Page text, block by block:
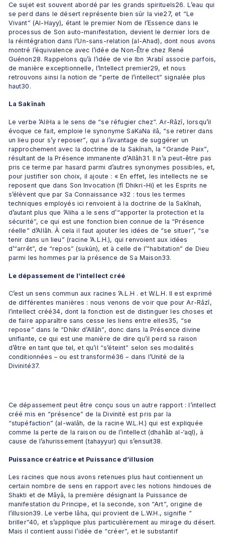
Ce sujet est souvent abordé par les grands spirituels26. L’eau qui
se perd dans le désert représente bien sûr la vie27, et “Le
Vivant” (Al-Hayy), étant le premier Nom de l’Essence dans le
processus de Son auto-manifestation, devient le dernier lors de
la réintégration dans l’Un-sans-relation (al-Ahad), dont nous avons
montré l’équivalence avec l’idée de Non-Être chez René
Guénon28. Rappelons qu’à l’idée de vie Ibn ‘Arabî associe parfois,
de manière exceptionnelle, l’Intellect premier29, et nous
retrouvons ainsi la notion de “perte de l’intellect” signalée plus
haut30.
La Sakînah
Le verbe ’AliHa a le sens de “se réfugier chez”. Ar-Râzî, lorsqu’il
évoque ce fait, emploie le synonyme SaKaNa ilâ, “se retirer dans
un lieu pour s’y reposer”, qui a l’avantage de suggérer un
rapprochement avec la doctrine de la Sakînah, la “Grande Paix”,
résultant de la Présence immanente d’Allâh31. Il n’a peut-être pas
pris ce terme par hasard parmi d’autres synonymes possibles, et,
pour justifier son choix, il ajoute : « En effet, les intellects ne se
reposent que dans Son Invocation (fî Dhikri-Hi) et les Esprits ne
s’élèvent que par Sa Connaissance »32 : tous les termes
techniques employés ici renvoient à la doctrine de la Sakînah,
d’autant plus que ’Aliha a le sens d’“apporter la protection et la
sécurité”, ce qui est une fonction bien connue de la “Présence
réelle” d’Allâh. À cela il faut ajouter les idées de “se situer”, “se
tenir dans un lieu” (racine ’A.L.H.), qui renvoient aux idées
d’“arrêt”, de “repos” (sukûn), et à celle de l’“habitation” de Dieu
parmi les hommes par la présence de Sa Maison33.
Le dépassement de l’intellect créé
C’est un sens commun aux racines ’A.L.H . et W.L.H. Il est exprimé
de différentes manières : nous venons de voir que pour Ar-Râzî,
l’intellect créé34, dont la fonction est de distinguer les choses et
de faire apparaître sans cesse les liens entre elles35, “se
repose” dans le “Dhikr d’Allâh”, donc dans la Présence divine
unifiante, ce qui est une manière de dire qu’il perd sa raison
d’être en tant que tel, et qu’il “s’éteint” selon ses modalités
conditionnées – ou est transformé36 – dans l’Unité de la
Divinité37.
Ce dépassement peut être conçu sous un autre rapport : l’intellect
créé mis en “présence” de la Divinité est pris par la
“stupéfaction” (al-walâh, de la racine W.L.H.) qui est expliquée
comme la perte de la raison ou de l’intellect (dhahâb al-‘aql), à
cause de l’ahurissement (tahayyur) qui s’ensuit38.
Puissance créatrice et Puissance d’illusion
Les racines que nous avons retenues plus haut contiennent un
certain nombre de sens en rapport avec les notions hindoues de
Shakti et de Mâyâ, la première désignant la Puissance de
manifestation du Principe, et la seconde, son “Art”, origine de
l’illusion39. Le verbe lâha, qui provient de L.W.H., signifie “
briller”40, et s’applique plus particulièrement au mirage du désert.
Mais il contient aussi l’idée de “créer”, et le substantif